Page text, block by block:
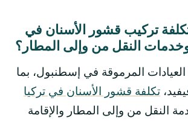
تركيب قشور الأسنان في
وخدمات النقل من وإلى المطار؟
المرموقة في إسطنبول، بما
تكلفة قشور الأسنان في تركيا
النقل من وإلى المطار والإقامة